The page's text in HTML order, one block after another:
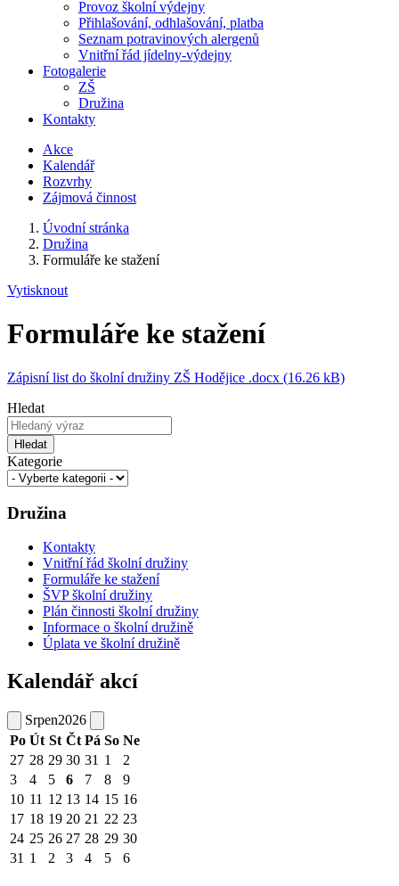
Provoz školní výdejny
Přihlašování, odhlašování, platba
Seznam potravinových alergenů
Vnitřní řád jídelny-výdejny
Fotogalerie
ZŠ
Družina
Kontakty
Akce
Kalendář
Rozvrhy
Zájmová činnost
Úvodní stránka
Družina
Formuláře ke stažení
Vytisknout
Formuláře ke stažení
Zápisní list do školní družiny ZŠ Hodějice .docx (16.26 kB)
Hledat
Hledat
Kategorie
Družina
Kontakty
Vnitřní řád školní družiny
Formuláře ke stažení
ŠVP školní družiny
Plán činnosti školní družiny
Informace o školní družině
Úplata ve školní družině
Kalendář akcí
Srpen2026
Po Út St Čt Pá So Ne
27 28 29 30 31 1
2
3
4 5 6 7 8
9
10 11 12 13 14 15 16
17 18 19 20 21 22 23
24 25 26 27 28 29 30
31 1 2 3 4 5 6